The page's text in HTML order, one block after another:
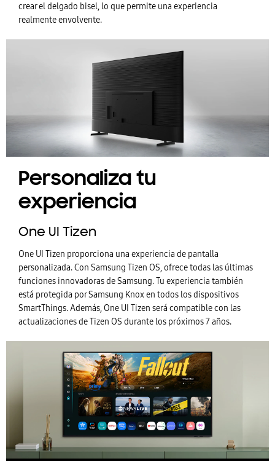
crear el delgado bisel, lo que permite una experiencia
realmente envolvente.
Personaliza tu
experiencia
One UI Tizen
One UI Tizen proporciona una experiencia de pantalla
personalizada. Con Samsung Tizen OS, ofrece todas las últimas
funciones innovadoras de Samsung. Tu experiencia también
está protegida por Samsung Knox en todos los dispositivos
SmartThings. Además, One UI Tizen será compatible con las
actualizaciones de Tizen OS durante los próximos 7 años.